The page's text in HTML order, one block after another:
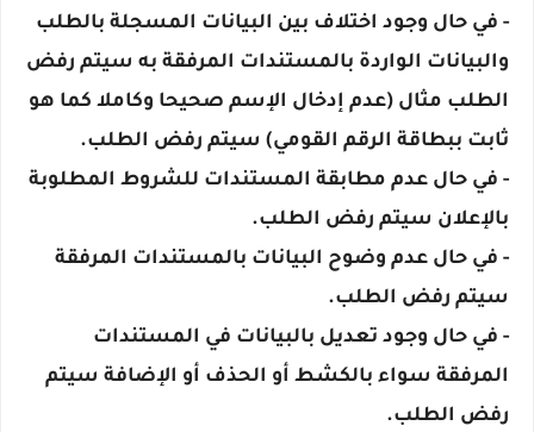
- في حال وجود اختلاف بين البيانات المسجلة بالطلب
والبيانات الواردة بالمستندات المرفقة به سيتم رفض
الطلب مثال (عدم إدخال الإسم صحيحا وكاملا كما هو
ثابت ببطاقة الرقم القومي) سيتم رفض الطلب.
- في حال عدم مطابقة المستندات للشروط المطلوبة
بالإعلان سيتم رفض الطلب.
- في حال عدم وضوح البيانات بالمستندات المرفقة
سيتم رفض الطلب.
- في حال وجود تعديل بالبيانات في المستندات
المرفقة سواء بالكشط أو الحذف أو الإضافة سيتم
رفض الطلب.